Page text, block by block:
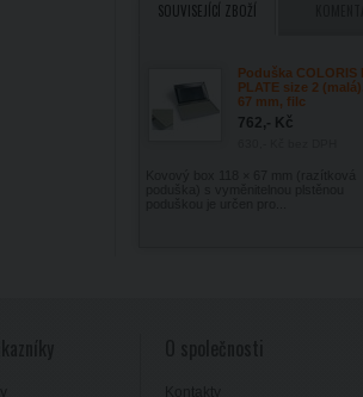
SOUVISEJÍCÍ ZBOŽÍ
Poduška COLORIS
PLATE size 2
67 mm, filc
762,- Kč